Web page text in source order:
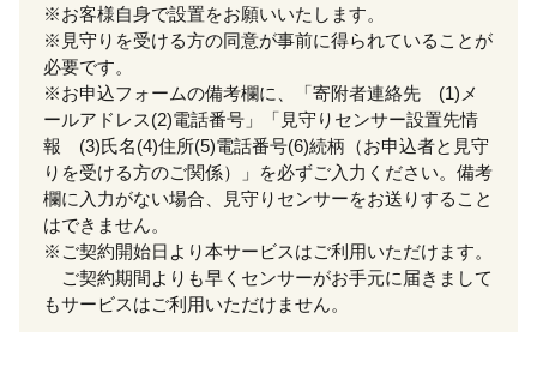
※お客様自身で設置をお願いいたします。
※見守りを受ける方の同意が事前に得られていることが
必要です。
※お申込フォームの備考欄に、「寄附者連絡先 (1)メ
ールアドレス(2)電話番号」「見守りセンサー設置先情
報 (3)氏名(4)住所(5)電話番号(6)続柄（お申込者と見守
りを受ける方のご関係）」を必ずご入力ください。備考
欄に入力がない場合、見守りセンサーをお送りすること
はできません。
※ご契約開始日より本サービスはご利用いただけます。
ご契約期間よりも早くセンサーがお手元に届きまして
もサービスはご利用いただけません。